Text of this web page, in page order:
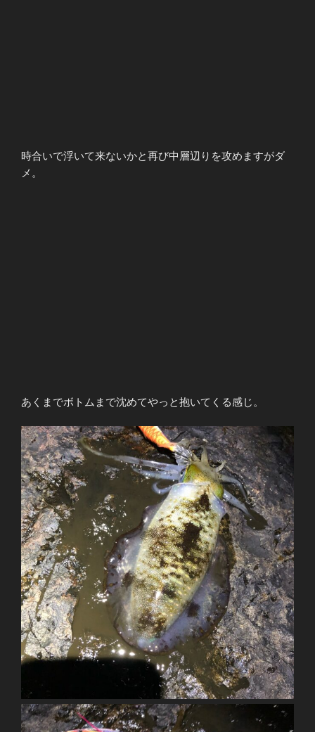
時合いで浮いて来ないかと再び中層辺りを攻めますがダ
メ。
あくまでボトムまで沈めてやっと抱いてくる感じ。